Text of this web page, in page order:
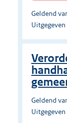
Geldend
Geldend